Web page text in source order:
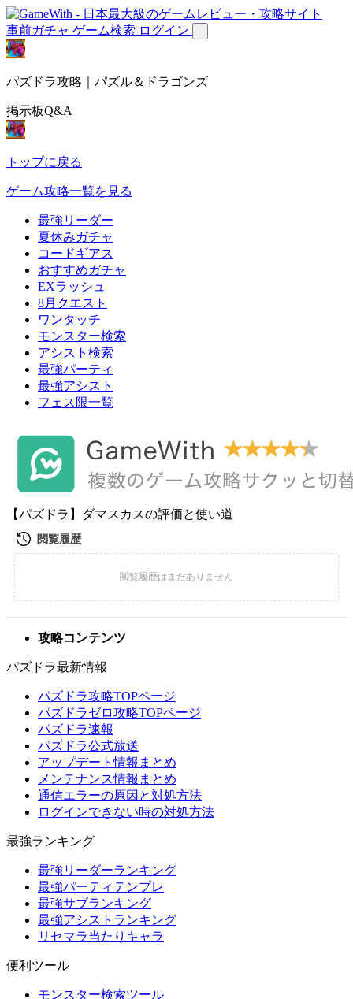
事前ガチャ ゲーム検索 ログイン
パズドラ攻略｜パズル＆ドラゴンズ
掲示板Q&A
トップに戻る
ゲーム攻略一覧を見る
最強リーダー
夏休みガチャ
コードギアス
おすすめガチャ
EXラッシュ
8月クエスト
ワンタッチ
モンスター検索
アシスト検索
最強パーティ
最強アシスト
フェス限一覧
【パズドラ】ダマスカスの評価と使い道
攻略コンテンツ
パズドラ最新情報
パズドラ攻略TOPページ
パズドラゼロ攻略TOPページ
パズドラ速報
パズドラ公式放送
アップデート情報まとめ
メンテナンス情報まとめ
通信エラーの原因と対処方法
ログインできない時の対処方法
最強ランキング
最強リーダーランキング
最強パーティテンプレ
最強サブランキング
最強アシストランキング
リセマラ当たりキャラ
便利ツール
モンスター検索ツール